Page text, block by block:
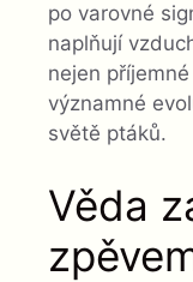
po varovné
naplňují
nejen
významné
světě ptáků.
Věda